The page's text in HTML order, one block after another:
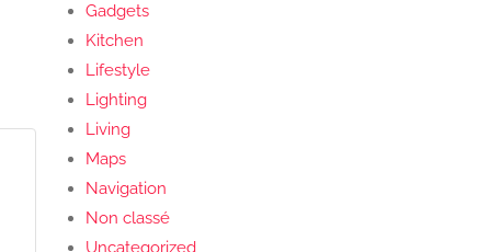
Gadgets
Kitchen
Lifestyle
Lighting
Living
Maps
Navigation
Non classé
Uncategorized